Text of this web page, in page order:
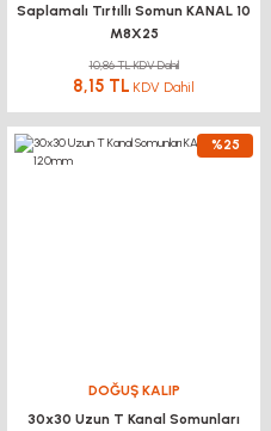
Saplamalı Tırtıllı Somun KANAL 10
M8X25
10,86 TL KDV Dahil
8,15 TL KDV Dahil
%25
DOĞUŞ KALIP
30x30 Uzun T Kanal Somunları